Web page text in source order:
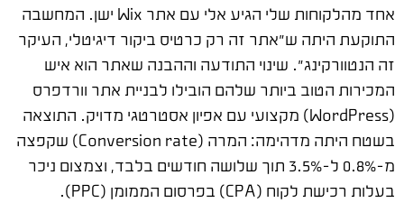
אחד מהלקוחות שלי הגיע אלי עם אתר Wix ישן. המחשבה
התוקעת היתה ש"אתר זה רק כרטיס ביקור דיגיטלי, העיקר
זה הנטוורקינג". שינוי התודעה וההבנה שאתר הוא איש
המכירות הטוב ביותר שלהם הובילו לבניית אתר וורדפרס
(WordPress) מקצועי עם אפיון אסטרטגי מדויק. התוצאה
בשטח היתה מדהימה: המרה (Conversion rate) שקפצה
מ-0.8% ל-3.5% תוך שלושה חודשים בלבד, וצמצום ניכר
בעלות רכישת לקוח (CPA) בפרסום הממומן (PPC).